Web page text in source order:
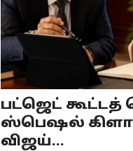
பட்ஜெட் கூட்டத்
ஸ்பெஷல்
விஜய்...